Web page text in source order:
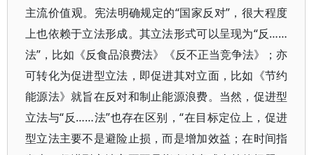
主流价值观。宪法明确规定的“国家反对”，很大程度
上也依赖于立法形成。其立法形式可以呈现为“反……
法”，比如《反食品浪费法》《反不正当竞争法》；亦
可转化为促进型立法，即促进其对立面，比如《节约
能源法》就旨在反对和制止能源浪费。当然，促进型
立法与“反……法”也存在区别，“在目标定位上，促进
型立法主要不是避险止损，而是增加效益；在时间指